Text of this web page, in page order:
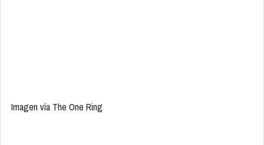
Imagen vía The One Ring